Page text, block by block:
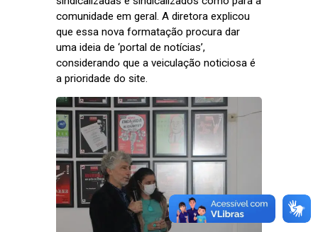
comunidade em geral. A diretora explicou
que essa nova formatação procura dar
uma ideia de ‘portal de notícias’,
considerando que a veiculação noticiosa é
a prioridade do site.